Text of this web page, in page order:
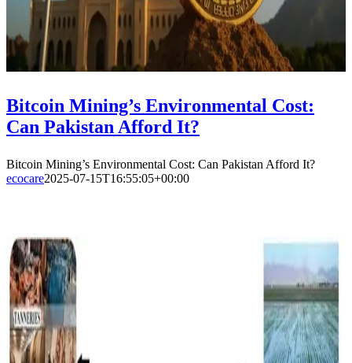
Bitcoin Mining’s Environmental Cost:
Can Pakistan Afford It?
Bitcoin Mining’s Environmental Cost: Can Pakistan Afford It?
ecocare2025-07-15T16:55:05+00:00